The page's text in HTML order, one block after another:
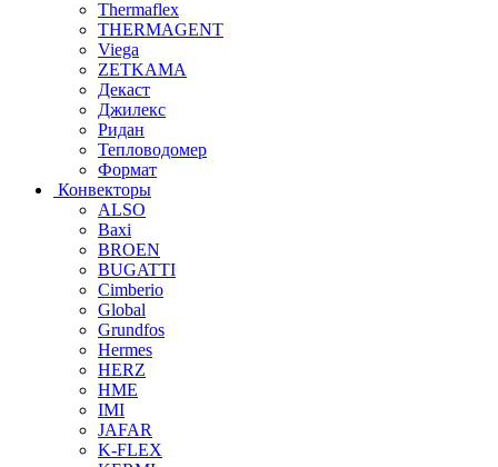
Thermaflex
THERMAGENT
Viega
ZETKAMA
Декаст
Джилекс
Ридан
Тепловодомер
Формат
Конвекторы
ALSO
Baxi
BROEN
BUGATTI
Cimberio
Global
Grundfos
Hermes
HERZ
HME
IMI
JAFAR
K-FLEX